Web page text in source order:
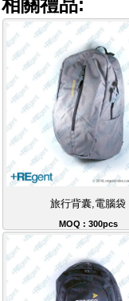
相關禮品:
旅行背囊,電腦袋
MOQ : 300pcs